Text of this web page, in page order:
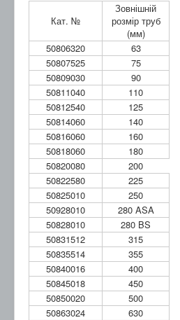
Кат. №
Зовнішній
розмір труб
(мм)
50806320
63
50807525
75
50809030
90
50811040
110
50812540
125
50814060
140
50816060
160
50818060
180
50820080
200
50822580
225
50825010
250
50928010
280 ASA
50828010
280 BS
50831512
315
50835514
355
50840016
400
50845018
450
50850020
500
50863024
630